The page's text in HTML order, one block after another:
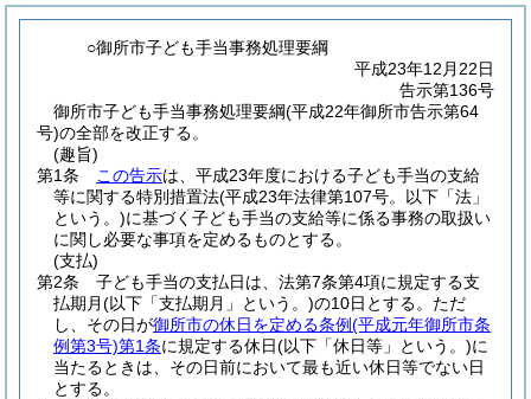
○御所市子ども手当事務処理要綱
平成23年12月22日
告示第136号
御所市子ども手当事務処理要綱(平成22年御所市告示第64
号)の全部を改正する。
(趣旨)
第1条
この告示は、平成23年度における子ども手当の支給
等に関する特別措置法(平成23年法律第107号。以下「法」
という。)に基づく子ども手当の支給等に係る事務の取扱い
に関し必要な事項を定めるものとする。
(支払)
第2条
子ども手当の支払日は、法第7条第4項に規定する支
払期月(以下「支払期月」という。)の10日とする。 ただ
し、その日が御所市の休日を定める条例(平成元年御所市条
例第3号)第1条に規定する休日(以下「休日等」という。)に
当たるときは、その日前において最も近い休日等でない日
とする。